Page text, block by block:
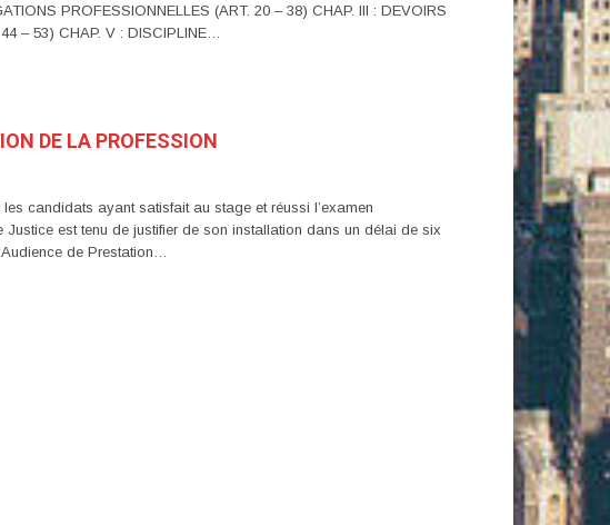
PROFESSIONNELLES (ART. 20 – 38) CHAP. III : DEVOIRS
– 53) CHAP. V : DISCIPLINE…
DE LA PROFESSION
candidats ayant satisfait au stage et réussi l’examen
Justice est tenu de justifier de son installation dans un délai de six
de Prestation…